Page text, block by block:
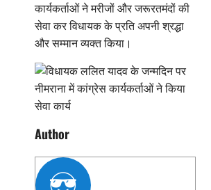
कार्यकर्ताओं ने मरीजों और जरूरतमंदों की
सेवा कर विधायक के प्रति अपनी श्रद्धा
और सम्मान व्यक्त किया।
Author